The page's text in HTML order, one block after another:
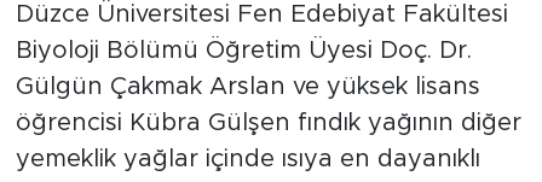
Düzce Üniversitesi Fen Edebiyat Fakültesi
Biyoloji Bölümü Öğretim Üyesi Doç. Dr.
Gülgün Çakmak Arslan ve yüksek lisans
öğrencisi Kübra Gülşen fındık yağının diğer
yemeklik yağlar içinde ısıya en dayanıklı